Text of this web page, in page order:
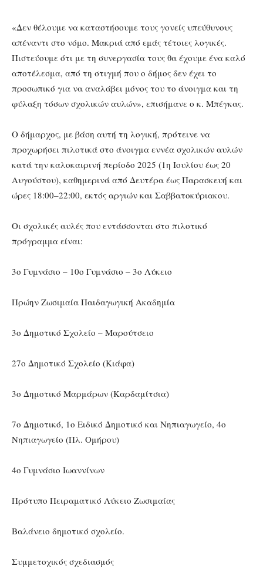
«Δεν θέλουμε να καταστήσουμε τους γονείς υπεύθυνους
απέναντι στο νόμο. Μακριά από εμάς τέτοιες λογικές.
Πιστεύουμε ότι με τη συνεργασία τους θα έχουμε ένα καλό
αποτέλεσμα, από τη στιγμή που ο δήμος δεν έχει το
προσωπικό για να αναλάβει μόνος του το άνοιγμα και τη
φύλαξη τόσων σχολικών αυλών», επισήμανε ο κ. Μπέγκας.
Ο δήμαρχος, με βάση αυτή τη λογική, πρότεινε να
προχωρήσει πιλοτικά στο άνοιγμα εννέα σχολικών αυλών
κατά την καλοκαιρινή περίοδο 2025 (1η Ιουλίου έως 20
Αυγούστου), καθημερινά από Δευτέρα έως Παρασκευή και
ώρες 18:00–22:00, εκτός αργιών και Σαββατοκύριακου.
Οι σχολικές αυλές που εντάσσονται στο πιλοτικό
πρόγραμμα είναι:
3ο Γυμνάσιο – 10ο Γυμνάσιο – 3ο Λύκειο
Πρώην Ζωσιμαία Παιδαγωγική Ακαδημία
3ο Δημοτικό Σχολείο – Μαρούτσειο
27ο Δημοτικό Σχολείο (Κιάφα)
3ο Δημοτικό Μαρμάρων (Καρδαμίτσια)
7ο Δημοτικό, 1ο Ειδικό Δημοτικό και Νηπιαγωγείο, 4ο
Νηπιαγωγείο (Πλ. Ομήρου)
4ο Γυμνάσιο Ιωαννίνων
Πρότυπο Πειραματικό Λύκειο Ζωσιμαίας
Βαλάνειο δημοτικό σχολείο.
Συμμετοχικός σχεδιασμός